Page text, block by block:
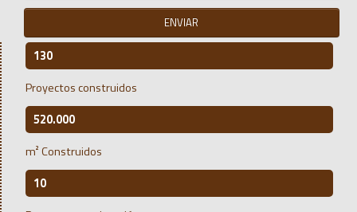
ENVIAR
130
Proyectos construidos
520.000
m² Construidos
10